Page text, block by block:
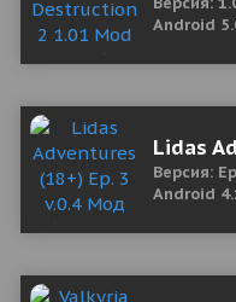
Android
Lidas
Версия:
Android